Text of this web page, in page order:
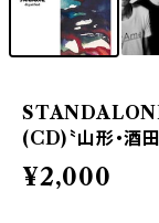
(CD)〝山形・酒田
¥2,000